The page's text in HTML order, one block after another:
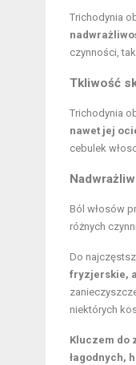
Trichodynia
czynności,
Tkliwość
Trichodynia
nawet jej
cebulek
Ból włosów
różnych
Do
fryzjerskie,
niektórych
Kluczem do
łagodnych,